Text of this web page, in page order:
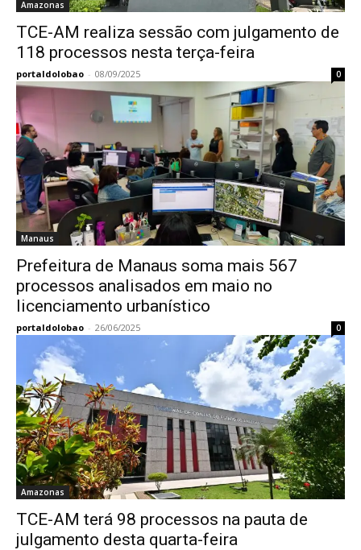
Amazonas
TCE-AM realiza sessão com julgamento de
118 processos nesta terça-feira
portaldolobao - 08/09/2025 0
Manaus
Prefeitura de Manaus soma mais 567
processos analisados em maio no
licenciamento urbanístico
portaldolobao - 26/06/2025 0
Amazonas
TCE-AM terá 98 processos na pauta de
julgamento desta quarta-feira